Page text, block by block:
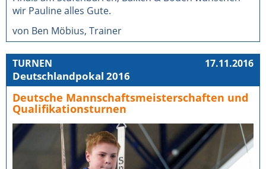
wir Pauline alles Gute.
von Ben Möbius, Trainer
17.11.2016
TURNEN
Deutschlandpokal 2016
Deutsche Mannschaftsmeisterschaften und
Qualifikationsturnen